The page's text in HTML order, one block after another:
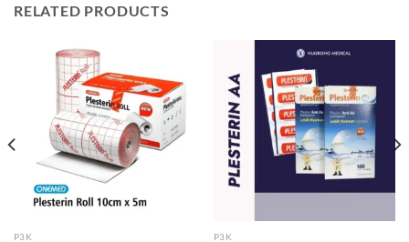
RELATED PRODUCTS
P3K P3K